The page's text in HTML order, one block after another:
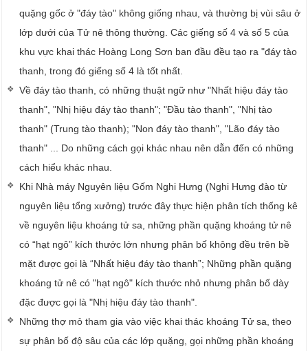
quặng gốc ở "đáy tào" không giống nhau, và thường bị vùi sâu ở
lớp dưới của Tử nê thông thường. Các giếng số 4 và số 5 của
khu vực khai thác Hoàng Long Sơn ban đầu đều tạo ra "đáy tào
thanh, trong đó giếng số 4 là tốt nhất.
Về đáy tào thanh, có những thuật ngữ như "Nhất hiệu đáy tào
thanh", "Nhị hiệu đáy tào thanh"; "Đầu tào thanh", "Nhị tào
thanh" (Trung tào thanh); "Non đáy tào thanh", "Lão đáy tào
thanh" ... Do những cách gọi khác nhau nên dẫn đến có những
cách hiểu ​​khác nhau.
Khi Nhà máy Nguyên liệu Gốm Nghi Hưng (Nghi Hưng đào từ
nguyên liệu tổng xưởng) trước đây thực hiện phân tích thống kê
về nguyên liệu khoáng tử sa, những phần quặng khoáng tử nê
có “hạt ngô” kích thước lớn nhưng phân bố không đều trên bề
mặt được gọi là “Nhất hiệu đáy tào thanh”; Những phần quặng
khoáng tử nê có "hạt ngô" kích thước nhỏ nhưng phân bố dày
đặc được gọi là "Nhị hiệu đáy tào thanh".
Những thợ mỏ tham gia vào việc khai thác khoáng Tử sa, theo
sự phân bố độ sâu của các lớp quặng, gọi những phần khoáng